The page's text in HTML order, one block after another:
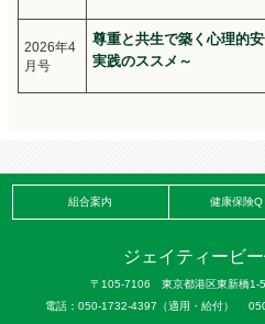
2026年4
月号
尊重と共生で築く心理的
実践のススメ～
組合案内 健康保険Q
ジェイティービ
〒105-7106 東京都港区東新橋1-
電話：050-1732-4397（適用・給付）